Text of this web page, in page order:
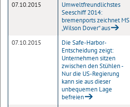
07.10.2015
Umweltfreundlichstes
Seeschiff 2014:
bremenports zeichnet MS
„Wilson Dover“ aus
07.10.2015
Die Safe-Harbor-
Entscheidung zeigt:
Unternehmen sitzen
zwischen den Stühlen -
Nur die US-Regierung
kann sie aus dieser
unbequemen Lage
befreien